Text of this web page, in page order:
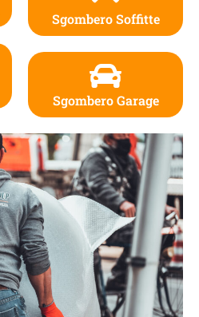
Sgombero Soffitte
Sgombero Garage